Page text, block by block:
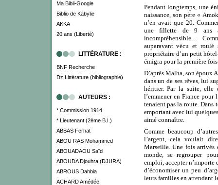
Ma Bibli-Google
Biblio de Kabylie
AKKA
20 ans (Liberté)
LITTÉRATURE :
BNF Recherche
Dz Littérature (bibliographie)
AUTEURS :
* Commission 1914
* Lieutenant (2ème B.I.)
ABBAS Ferhat
ABOU RAS Mohammed
ABOUADAOU Saïd
ABOUDA Djouhra (DJURA)
ABROUS Dahbia
ACHARD Amédée
Pendant longtemps, une
naissance, son père «
n’en avait que 20.
une fillette de 9 ans
incompréhensible…
auparavant vécu et
propriétaire d’un petit
émigra pour la première fois
D’après Malha, son époux
dans un de ses rêves, lui
héritier. Par la suite,
l’emmener en France pour
tenaient pas la route. Dans
emportant avec lui
aimé connaître.
Comme beaucoup
l’argent, cela voulait
Marseille. Une fois
monde, se regrouper
emploi, accepter
d’économiser un peu
leurs familles en attendant